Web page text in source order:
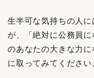
生半可な気持ちの人
が、「絶対に公務員
のあなたの大きな力
に取ってみてください